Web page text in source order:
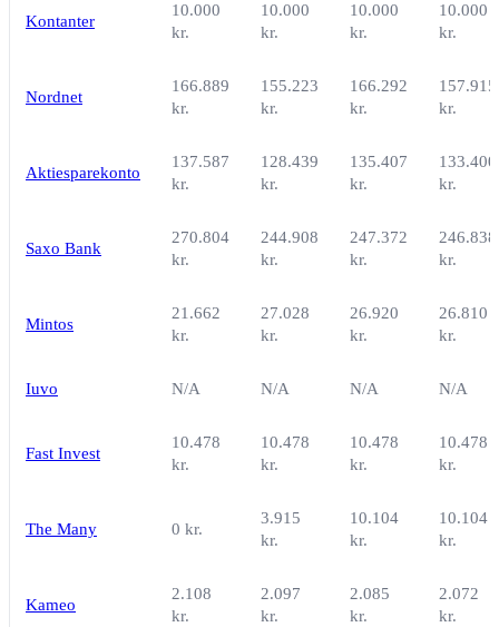
Kontanter
10.000
kr.
10.000
kr.
10.000
kr.
10.000
kr.
Nordnet
166.889
kr.
155.223
kr.
166.292
kr.
157.915
kr.
Aktiesparekonto
137.587
kr.
128.439
kr.
135.407
kr.
133.400
kr.
Saxo Bank
270.804
kr.
244.908
kr.
247.372
kr.
246.838
kr.
Mintos
21.662
kr.
27.028
kr.
26.920
kr.
26.810
kr.
Iuvo N/A N/A N/A N/A
Fast Invest
10.478
kr.
10.478
kr.
10.478
kr.
10.478
kr.
The Many 0 kr.
3.915
kr.
10.104
kr.
10.104
kr.
Kameo
2.108
kr.
2.097
kr.
2.085
kr.
2.072
kr.